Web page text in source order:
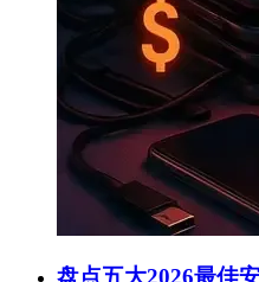
盘点五大2026最佳